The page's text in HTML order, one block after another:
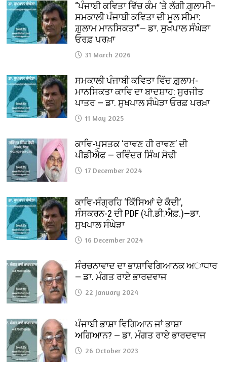
“ਪੰਜਾਬੀ ਕਵਿਤਾ ਵਿੱਚ ਕੰਮ ‘ਤੇ ਲੱਗੀ ਗ਼ੁਲਾਮੀ–
ਸਮਕਾਲੀ ਪੰਜਾਬੀ ਕਵਿਤਾ ਦੀ ਮੂਲ ਸੀਮਾ:
ਗ਼ੁਲਾਮ ਮਾਨਸਿਕਤਾ”— ਡਾ. ਸੁਖਪਾਲ ਸੰਘੇੜਾ
ਓਰਫ਼ ਪਰਖ਼ਾ
31 March 2026
ਸਮਕਾਲੀ ਪੰਜਾਬੀ ਕਵਿਤਾ ਵਿੱਚ ਗ਼ੁਲਾਮ-
ਮਾਨਸਿਕਤਾ ਕਾਵਿ ਦਾ ਬਾਦਸ਼ਾਹ: ਸੁਰਜੀਤ
ਪਾਤਰ — ਡਾ. ਸੁਖਪਾਲ ਸੰਘੇੜਾ ਓਰਫ਼ ਪਰਖ਼ਾ
11 May 2025
ਕਾਵਿ-ਪੁਸਤਕ ‘ਰਾਵਣ ਹੀ ਰਾਵਣ’ ਦੀ
ਪੀਡੀਐਫ — ਰਵਿੰਦਰ ਸਿੰਘ ਸੋਢੀ
17 December 2024
ਕਾਵਿ-ਸੰਗ੍ਰਹਿ ‘ਕਿੱਸਿਆਂ ਦੇ ਕੈਦੀ’,
ਸੰਸਕਰਨ-2 ਦੀ PDF (ਪੀ.ਡੀ.ਐਫ਼.)—ਡਾ.
ਸੁਖਪਾਲ ਸੰਘੇੜਾ
16 December 2024
ਸੰਰਚਨਾਵਾਦ ਦਾ ਭਾਸ਼ਾਵਿਗਿਆਨਕ ਅਾਧਾਰ
— ਡਾ. ਮੰਗਤ ਰਾਏ ਭਾਰਦਵਾਜ
22 January 2024
ਪੰਜਾਬੀ ਭਾਸ਼ਾ ਵਿਗਿਆਨ ਜਾਂ ਭਾਸ਼ਾ
ਅਗਿਆਨ? — ਡਾ. ਮੰਗਤ ਰਾਏ ਭਾਰਦਵਾਜ
26 October 2023